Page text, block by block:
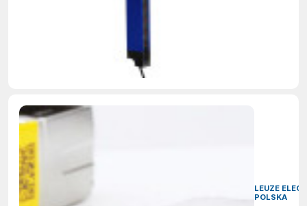
LEUZE
POLSKA